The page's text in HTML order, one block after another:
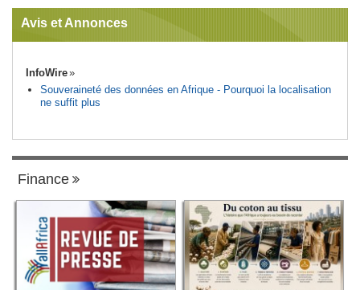
Avis et Annonces
InfoWire
Souveraineté des données en Afrique - Pourquoi la localisation
ne suffit plus
Finance